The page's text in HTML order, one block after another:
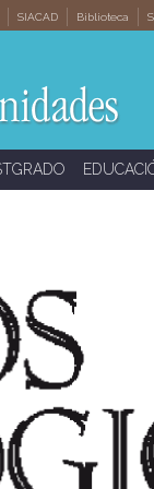
SIACAD Biblioteca